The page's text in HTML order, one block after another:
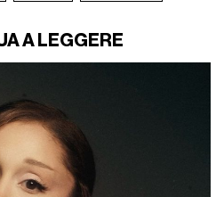
A LEGGERE